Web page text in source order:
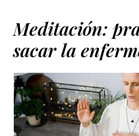
Meditación:
sacar la